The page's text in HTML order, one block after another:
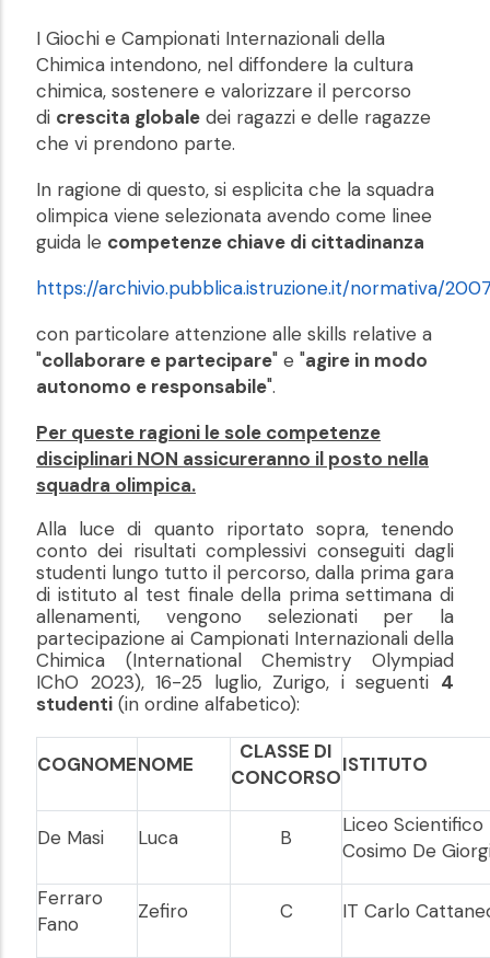
I Giochi e Campionati Internazionali della
Chimica intendono, nel diffondere la cultura
chimica, sostenere e valorizzare il percorso
di crescita globale dei ragazzi e delle ragazze
che vi prendono parte.
In ragione di questo, si esplicita che la squadra
olimpica viene selezionata avendo come linee
guida le competenze chiave di cittadinanza
https://archivio.pubblica.istruzione.it/normativa/
con particolare attenzione alle skills relative a
"collaborare e partecipare" e "agire in modo
autonomo e responsabile".
Per queste ragioni le sole competenze
disciplinari NON assicureranno il posto nella
squadra olimpica.
Alla luce di quanto riportato sopra, tenendo
conto dei risultati complessivi conseguiti dagli
studenti lungo tutto il percorso, dalla prima gara
di istituto al test finale della prima settimana di
allenamenti, vengono selezionati per la
partecipazione ai Campionati Internazionali della
Chimica (International Chemistry Olympiad
IChO 2023), 16-25 luglio, Zurigo, i seguenti 4
studenti (in ordine alfabetico):
COGNOMENOME
CLASSE DI
CONCORSO
ISTITUTO
De Masi Luca B
Liceo Scientifico
Cosimo De
Ferraro
Fano
Zefiro C IT Carlo